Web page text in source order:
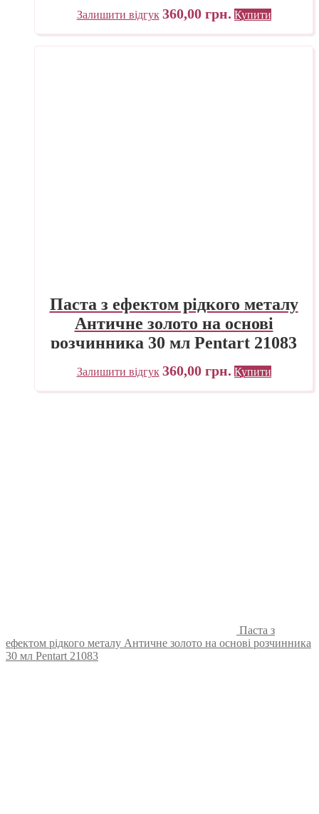
Залишити відгук 360,00 грн. Купити
Паста з ефектом рідкого металу
Античне золото на основі
розчинника 30 мл Pentart 21083
Залишити відгук 360,00 грн. Купити
Паста з
ефектом рідкого металу Античне золото на основі розчинника
30 мл Pentart 21083